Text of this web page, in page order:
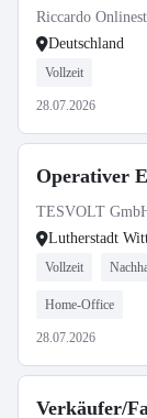
Riccardo
Deutschland
Vollzeit
28.07.2026
Operativer
TESVOLT
Lutherstadt
Vollzeit
Home-Office
28.07.2026
Verkäufer/